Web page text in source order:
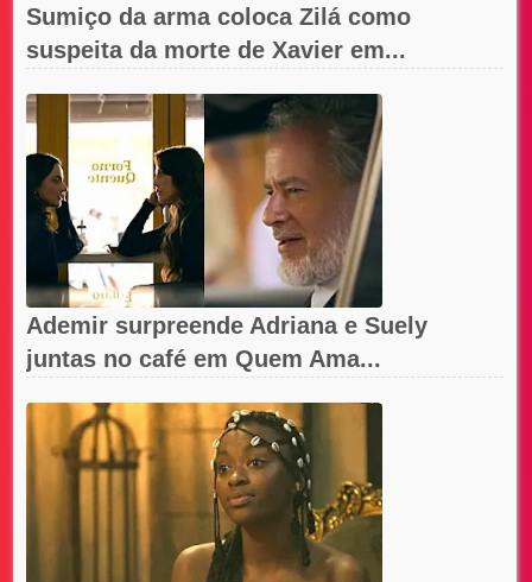
Sumiço da arma coloca Zilá como
suspeita da morte de Xavier em...
Ademir surpreende Adriana e Suely
juntas no café em Quem Ama...